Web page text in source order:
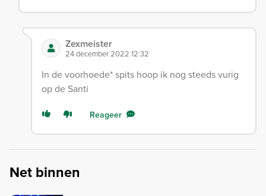
Zexmeister
24 december 2022 12:32
In de voorhoede* spits hoop ik nog steeds vurig
op de Santi
Reageer
Net binnen